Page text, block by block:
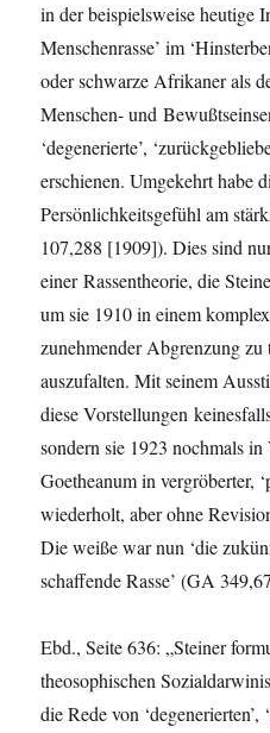
in der beispielsweise heutige
Menschenrasse’ im
oder schwarze Afrikaner als
Menschen- und
‘degenerierte’,
erschienen. Umgekehrt habe
Persönlichkeitsgefühl am
107,288 [1909]). Dies sind
einer Rassentheorie, die
um sie 1910 in einem
zunehmender Abgrenzung
auszufalten. Mit seinem
diese Vorstellungen
sondern sie 1923 nochmals
Goetheanum in vergröberter,
wiederholt, aber ohne
Die weiße war nun ‘die
schaffende Rasse’ (GA
Ebd., Seite 636: „Steiner
theosophischen
die Rede von ‘degenerierten’,